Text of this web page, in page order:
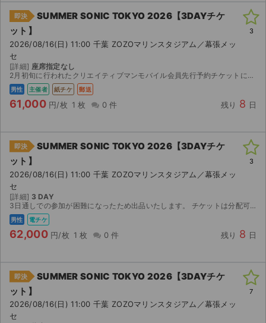
即決
SUMMER SONIC TOKYO 2026【3DAYチケ
ット】
2026/08/16(日) 11:00 千葉 ZOZOマリンスタジアム／幕張メッ
セ
[詳細] 座席指定なし
2月初旬に行われたクリエイティブマンモバイル会員先行予約チケットになりますが、予定が合わず出品します。 【お渡し方法】 コンビニ発券開始日時は公演3日前の14:00からみたいなので、それ以降...
男性 主催者 紙チケ 郵送
61,000 円/枚 1 枚 0 件 残り 8 日
3
即決
SUMMER SONIC TOKYO 2026【3DAYチケ
ット】
2026/08/16(日) 11:00 千葉 ZOZOマリンスタジアム／幕張メッ
セ
[詳細] 3 DAY
3日通しでの参加が困難になったため出品いたします。 チケットは分配可能になり次第(８月11日)イープラスのスマチケで分配予定です。 事前にイープラスアプリのダウンロードをお願いいたし...
男性 電チケ
62,000 円/枚 1 枚 0 件 残り 8 日
3
即決
SUMMER SONIC TOKYO 2026【3DAYチケ
ット】
2026/08/16(日) 11:00 千葉 ZOZOマリンスタジアム／幕張メッ
セ
7